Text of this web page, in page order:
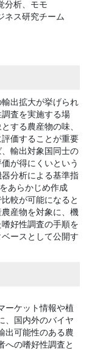
分析、モモ
ネス研究チーム
出拡大が挙げられ
査を実施する場
する農産物の味、
価することが重要
輸出対象国同士の
が得にくいという
分析による基準指
あらかじめ作成
較が可能になると
産物を対象に、機
好性調査の手順を
ースとして公開す
ーケット情報や植
、国内外のバイヤ
出可能性のある農
への嗜好性調査と